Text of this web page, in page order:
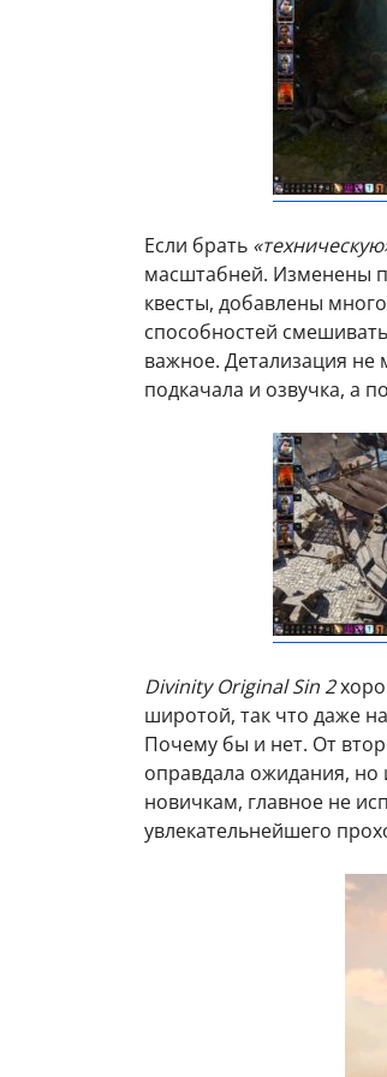
Если брать
масштабней. Изменены
квесты, добавлены
способностей
важное. Детализация не
подкачала и озвучка, а
Divinity Original Sin 2
широтой, так что даже
Почему бы и нет. От
оправдала ожидания, но
новичкам, главное не
увлекательнейшего